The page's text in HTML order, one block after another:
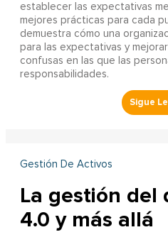
establecer las expectativas
mejores prácticas para cada
demuestra cómo una
para las expectativas y
confusas en las que las
responsabilidades.
Gestión De Activos
La gestión del
4.0 y más allá